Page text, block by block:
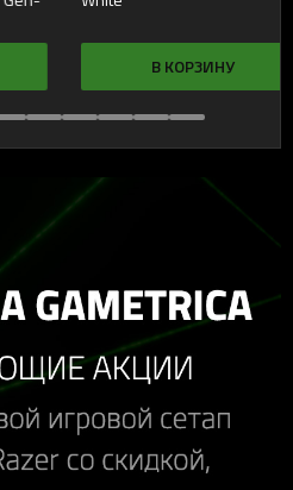
В КОРЗИНУ